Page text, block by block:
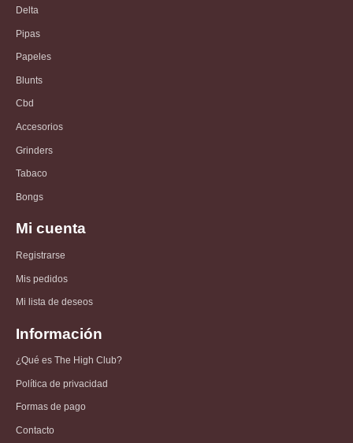
Delta
Pipas
Papeles
Blunts
Cbd
Accesorios
Grinders
Tabaco
Bongs
Mi cuenta
Registrarse
Mis pedidos
Mi lista de deseos
Información
¿Qué es The High Club?
Política de privacidad
Formas de pago
Contacto